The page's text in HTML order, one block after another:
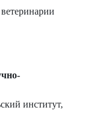
институт,